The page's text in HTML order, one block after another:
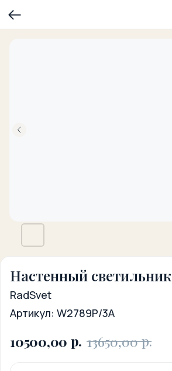
Настенный светильник
RadSvet
Артикул: W2789P/3A
10500,00 р. 13650,00 р.